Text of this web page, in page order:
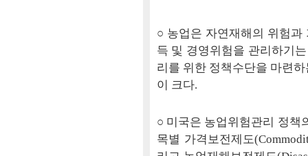
○ 농업은 자연재해의 위험
득 및 경영위험을 관리하기
리를 위한 정책수단을 마련
이 크다.
○ 미국은 농업위험관리 정책
목별 가격보전제도